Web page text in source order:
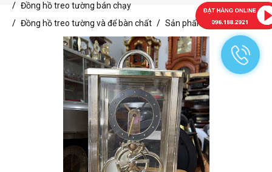
Đồng hồ treo tường bán chạy
Đồng hồ treo tường và để bàn chất
Sản phẩm bán chạy